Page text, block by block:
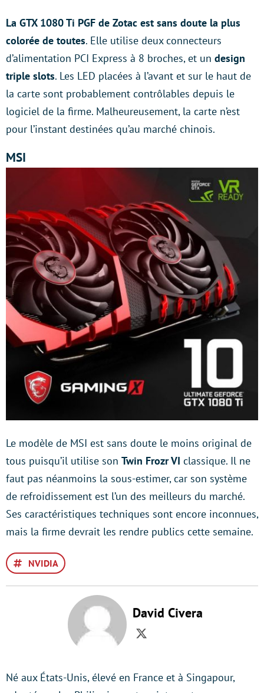
La GTX 1080 Ti PGF de Zotac est sans doute la plus
colorée de toutes. Elle utilise deux connecteurs
d’alimentation PCI Express à 8 broches, et un design
triple slots. Les LED placées à l’avant et sur le haut de
la carte sont probablement contrôlables depuis le
logiciel de la firme. Malheureusement, la carte n’est
pour l’instant destinées qu’au marché chinois.
MSI
Le modèle de MSI est sans doute le moins original de
tous puisqu’il utilise son Twin Frozr VI classique. Il ne
faut pas néanmoins la sous-estimer, car son système
de refroidissement est l’un des meilleurs du marché.
Ses caractéristiques techniques sont encore inconnues,
mais la firme devrait les rendre publics cette semaine.
NVIDIA
David Civera
Twitter
Né aux États-Unis, élevé en France et à Singapour,